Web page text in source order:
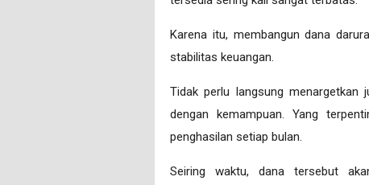
Karena itu, membangun dana
stabilitas keuangan.
Tidak perlu langsung menargetkan
dengan kemampuan. Yang
penghasilan setiap bulan.
Seiring waktu, dana tersebut